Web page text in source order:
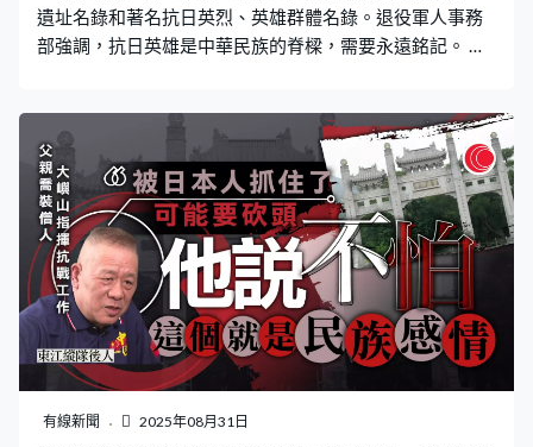
遺址名錄和著名抗日英烈、英雄群體名錄。退役軍人事務
部強調，抗日英雄是中華民族的脊樑，需要永遠銘記。 抗
宣傳抗日英烈事跡，積極保護利用抗戰紀念設施，包括加
強烈士陵園提質改造，投資2.7億元人民幣，實施43個抗戰
烈士紀念設施建設項目；又補助20億元資金，推動逾7.7萬
座零散烈士墓遷至烈士陵園；並先後公布四批、共294處
國家級抗戰紀念設施和遺址，以及1128名著名抗日英烈和
英雄群體。 退役軍人事務部副部長/馬飛雄：「這些抗日英
雄是中華民族的脊樑，他們的英雄事跡和精神是激勵我們
前行的強大動力，需要我們永遠銘記。」 國家文物局提到
抗戰文物承載民族記憶是黨和國家的寶貴財富，目前抗戰
文物資源家底已基本摸清，抗戰文物系統保護格局和抗戰
紀念館體系亦已基本建成。國家文物局副局長孫德立：
有線新聞 2025年08月31日